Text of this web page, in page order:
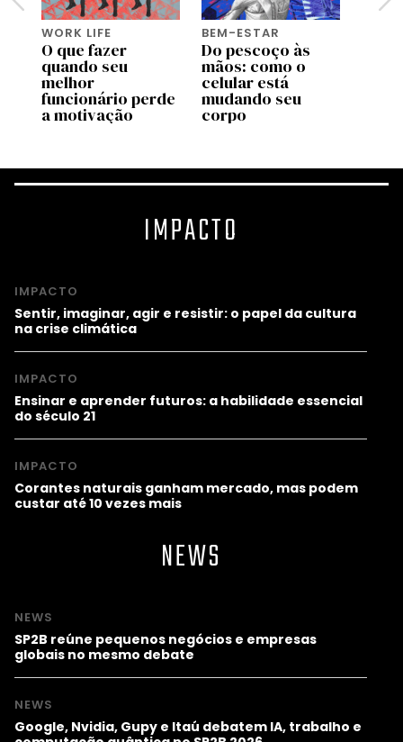
WORK LIFE
O que fazer
quando seu
melhor
funcionário perde
a motivação
BEM-ESTAR
Do pescoço às
mãos: como o
celular está
mudando seu
corpo
IMPACTO
IMPACTO
Sentir, imaginar, agir e resistir: o papel da cultura
na crise climática
IMPACTO
Ensinar e aprender futuros: a habilidade essencial
do século 21
IMPACTO
Corantes naturais ganham mercado, mas podem
custar até 10 vezes mais
NEWS
NEWS
SP2B reúne pequenos negócios e empresas
globais no mesmo debate
NEWS
Google, Nvidia, Gupy e Itaú debatem IA, trabalho e